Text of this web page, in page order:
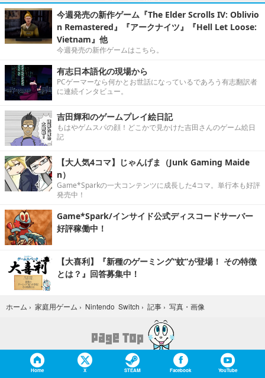
今週発売の新作ゲーム『The Elder Scrolls IV: Oblivio
n Remastered』『アークナイツ』『Hell Let Loose:
Vietnam』他
今週発売の新作ゲームはこちら。
有志日本語化の現場から
PCゲーマーなら何かとお世話になっているであろう有志翻訳者
に連続インタビュー。
吉田輝和のゲームプレイ絵日記
もはやゲムスパの顔！どこかで見かけた吉田さんのゲーム絵日
記
【大人気4コマ】じゃんげま（Junk Gaming Maide
n）
Game*Sparkの一大コンテンツに成長した4コマ。単行本も好評
発売中！
Game*Spark/インサイド公式ディスコードサーバー
好評稼働中！
【大喜利】『新種のゲーミング“蚊”が登場！ その特徴
とは？』回答募集中！
ホーム › 家庭用ゲーム › Nintendo Switch › 記事 › 写真・画像
Home X STEAM Facebook YouTube